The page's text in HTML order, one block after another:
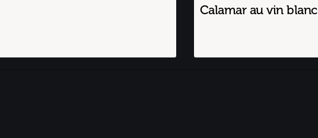
Calamar au vin blanc